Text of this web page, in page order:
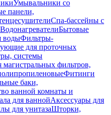
Умывальники со
панели,
Спа-бассейны с
ВодонагревателиБытовые
водыФильтры-
для проточных
системы
магистральных фильтров,
Фитинги
баки,
ванной комнаты и
для ваннойАксессуары для
для унитазаШторки,